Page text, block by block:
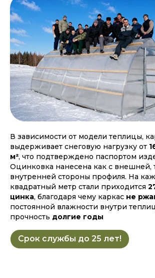
В зависимости от модели теплицы,
выдерживает снеговую нагрузку от
м², что подтверждено паспортом
Оцинковка нанесена как с внешней,
внутренней стороны профиля. На
квадратный метр стали приходится
цинка, благодаря чему каркас не
постоянной влажности внутри
прочность долгие годы
Срок службы до 25 лет!